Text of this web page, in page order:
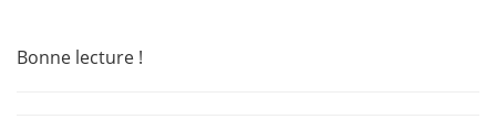
Bonne lecture !